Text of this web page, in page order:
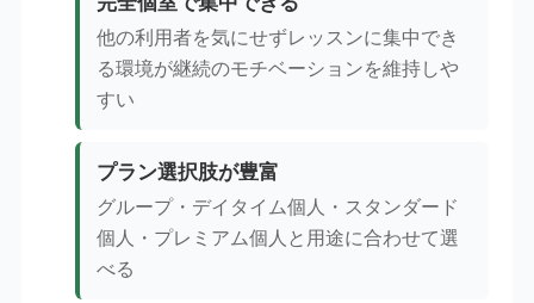
他の利用者を気にせずレッスンに集中でき
る環境が継続のモチベーションを維持しや
すい
プラン選択肢が豊富
グループ・デイタイム個人・スタンダード
個人・プレミアム個人と用途に合わせて選
べる